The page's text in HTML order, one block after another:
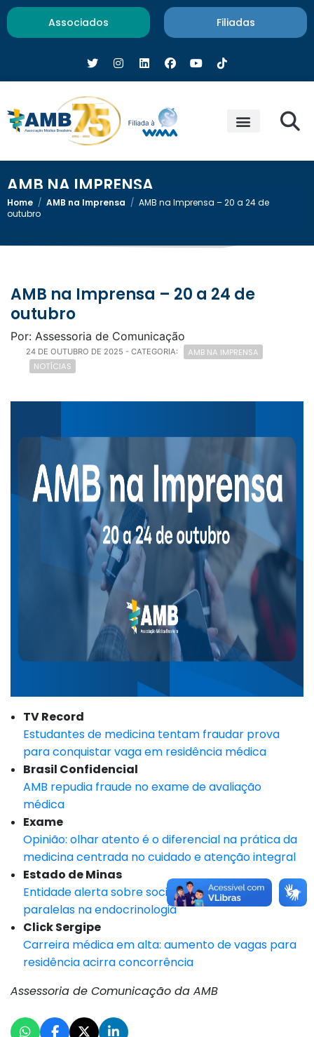
Associados Filiadas
AMB NA IMPRENSA
Home / AMB na Imprensa / AMB na Imprensa – 20 a 24 de
outubro
AMB na Imprensa – 20 a 24 de
outubro
Por: Assessoria de Comunicação
24 DE OUTUBRO DE 2025 - CATEGORIA:
AMB NA IMPRENSA
NOTÍCIAS
TV Record
Estudantes de medicina tentam fraudar prova
para conquistar vaga em residência médica
Brasil Confidencial
AMB repudia fraude no exame de avaliação
médica
Exame
Opinião: olhar atento é o diferencial na prática da
medicina centrada no cuidado e atenção integral
Estado de Minas
Entidade alerta sobre sociedades médicas
paralelas na endocrinologia
Click Sergipe
Carreira médica em alta: aumento de vagas para
residência acirra concorrência
Assessoria de Comunicação da AMB